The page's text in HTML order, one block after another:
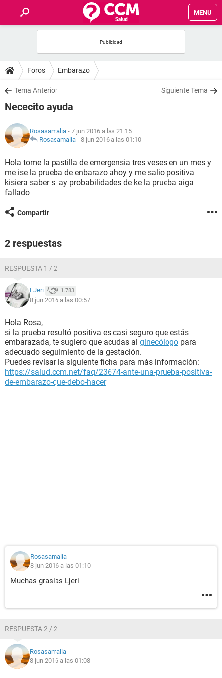
MENU
FOROS
SALUD
NUTRICIÓN
BIENESTAR
SEXUALIDAD
GLOSARIO
Foros Embarazo
Tema Anterior Siguiente Tema
Nececito ayuda
Rosasamalia - 7 jun 2016 a las 21:15
Rosasamalia - 8 jun 2016 a las 01:10
Hola tome la pastilla de emergensia tres veses en un mes y
me ise la prueba de enbarazo ahoy y me salio positiva
kisiera saber si ay probabilidades de ke la prueba aiga
fallado
Compartir
2 respuestas
RESPUESTA 1 / 2
LJeri 1.783
8 jun 2016 a las 00:57
Hola Rosa,
si la prueba resultó positiva es casi seguro que estás
embarazada, te sugiero que acudas al ginecólogo para
adecuado seguimiento de la gestación.
Puedes revisar la siguiente ficha para más información:
https://salud.ccm.net/faq/23674-ante-una-prueba-positiva-
de-embarazo-que-debo-hacer
Rosasamalia
8 jun 2016 a las 01:10
Muchas grasias Ljeri
RESPUESTA 2 / 2
Rosasamalia
8 jun 2016 a las 01:08